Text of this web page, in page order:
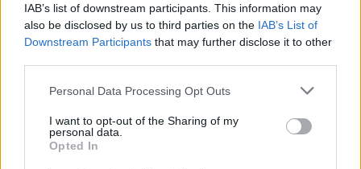
IAB’s list of downstream participants. This information may
also be disclosed by us to third parties on the IAB’s List of
Downstream Participants that may further disclose it to other
Personal Data Processing Opt Outs
I want to opt-out of the Sharing of my
personal data.
Opted In
Vaizdai iš tragiškos avarijos Vilniaus r.: dviejų moterų ir
vaiko gyvybių išgelbėti nepavyko
Lietuvos diena
32 laipsnių šilumos
Žinios | Orai